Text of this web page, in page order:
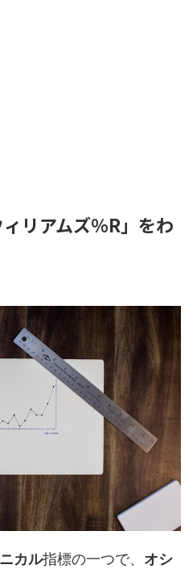
リアムズ％R」をわ
カル指標の一つで、 オシ